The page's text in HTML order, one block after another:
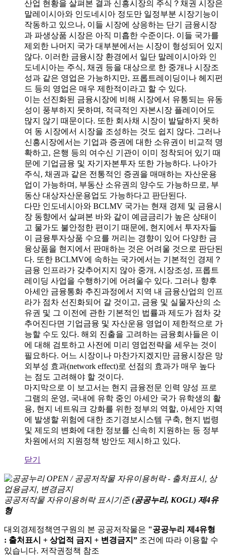
산업 현황을 살펴본 결과 신흥시장의 주식？채권 시장은
말레이시아와 인도네시아 정도만 일정부분 시장기능이
작동하고 있으나, 이들 시장에 상응하는 단기 금융시장
과 파생상품 시장은 아직 미흡한 수준이다. 이들 국가를
제외한 나머지 국가 대부분에서는 시장이 형성되어 있지
않다. 이러한 금융시장 환경에서 일단 말레이시아와 인
도네시아는 주식, 채권 등을 대상으로 한 중개나 시장조
성과 같은 영업은 가능하지만, 프롭트레이딩이나 헤지펀
드 등의 영업은 매우 제한적이라고 할 수 있다.
이는 선진화된 금융시장에 비해 시장에서 유통되는 유동
성이 풍부하지 못하며, 적극적인 자본시장 플레이어도
많지 않기 때문이다. 또한 회사채 시장이 발달하지 못하
여 동 시장에서 시장을 조성하는 것도 쉽지 않다. 그러나
신흥시장에서는 기업과 증권에 대한 소유권이 비교적 명
확하고, 은행 등의 여수신 기관이 이미 정착되어 있기 때
문에 기업금융 및 자기자본투자 또한 가능하다. 나아가
주식, 채권과 같은 전통적인 증권을 매매하는 자산운용
업이 가능하며, 부동산 소유권의 양수도 가능하므로, 부
동산 대상자산운용업도 가능하다고 판단된다.
다만 인도네시아와 BCLMV 국가는 현재 경제 및 금융시
장 동향에서 살펴본 바와 같이 예금금리가 높은 상태이
고 물가도 불안정한 편이기 때문에, 현지에서 투자자들
이 금융투자상품 수요를 꺼리는 경향이 있어 다양한 금
융상품을 현지에서 판매하는 것은 어려울 것으로 판단된
다. 또한 BCLMV에 속하는 국가에서는 기본적인 경제？
금융 인프라가 갖추어지지 않아 중개, 시장조성, 프롭트
레이딩 사업을 수행하기에 어려울수 있다. 그러나 향후
아세안 금융통화 추진과정에서 지역 내 금융산업의 인프
라가 점차 선진화되어 갈 것이고, 금융 및 실물자산의 소
유권 및 그 이전에 관한 기본적인 법률과 제도가 점차 갖
추어진다면 기업금융 및 자산운용 영업이 제한적으로 가
능할 수도 있다. 해외 진출을 고려하는 금융회사들은 이
에 대해 검토하고 사전에 미리 영업전략을 세우는 것이
필요하다. 어느 시장이나 마찬가지겠지만 금융시장은 망
외부성 효과(network effect)로 선점의 효과가 매우 높다
는 점도 고려해야 할 것이다.
마지막으로 이 보고서는 현지 금융전문 인력 양성 프로
그램의 운영, 국내에 유학 중인 아세안 국가 유학생의 활
용, 현지 네트워크 강화를 위한 정부의 역할, 아세안 지역
에 발생할 위험에 대한 조기경보시스템 구축, 현지 법령
및 제도의 변화에 대한 정보를 신속히 지원하는 등 정부
차원에서의 지원정책 방안도 제시하고 있다.
닫기
공공저작물 자유이용허락 표시기준 (공공누리, KOGL) 제4유
형
대외경제정책연구원의 본 공공저작물은 "공공누리 제4유형
: 출처표시 + 상업적 금지 + 변경금지” 조건에 따라 이용할 수
있습니다. 저작권정책 참조